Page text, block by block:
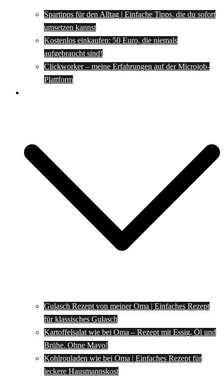
Spartipps für den Alltag | Einfache Tipps, die du sofort
umsetzen kannst
Kostenlos einkaufen: 50 Euro, die niemals
aufgebraucht sind!
Clickworker – meine Erfahrungen auf der Microjob-
Plattform
Gulasch Rezept von meiner Oma | Einfaches Rezept
für klassisches Gulasch
Kartoffelsalat wie bei Oma – Rezept mit Essig, Öl und
Brühe. Ohne Mayo!
Kohlrouladen wie bei Oma | Einfaches Rezept für
leckere Hausmannskost